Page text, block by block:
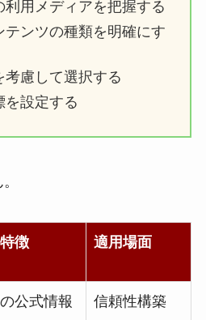
利用メディアを把握する
ンツの種類を明確にす
慮して選択する
設定する
徴 適用場面
公式情報 信頼性構築